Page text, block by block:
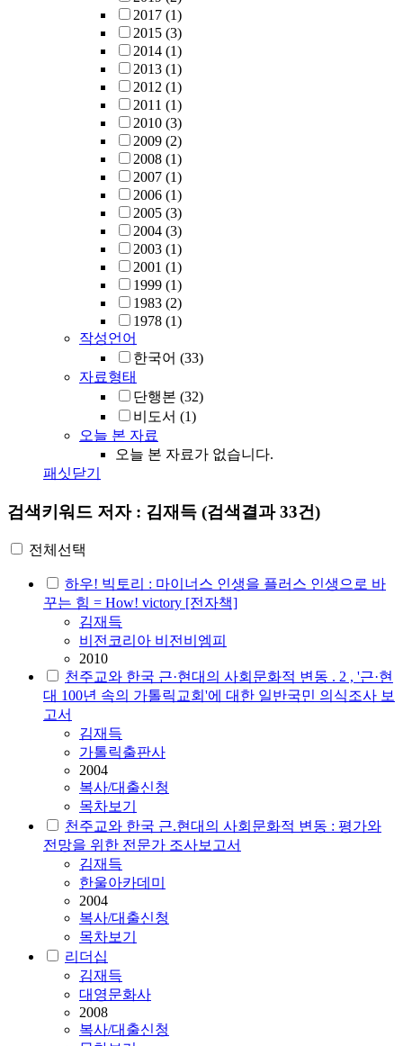
2017 (1)
2015 (3)
2014 (1)
2013 (1)
2012 (1)
2011 (1)
2010 (3)
2009 (2)
2008 (1)
2007 (1)
2006 (1)
2005 (3)
2004 (3)
2003 (1)
2001 (1)
1999 (1)
1983 (2)
1978 (1)
작성언어
한국어 (33)
자료형태
단행본 (32)
비도서 (1)
오늘 본 자료
오늘 본 자료가 없습니다.
패싯닫기
검색키워드 저자 : 김재득 (검색결과 33건)
전체선택
하우! 빅토리 : 마이너스 인생을 플러스 인생으로 바
꾸는 힘 = How! victory [전자책]
김재득
비전코리아 비전비엠피
2010
천주교와 한국 근·현대의 사회문화적 변동 . 2 , '근·현
대 100년 속의 가톨릭교회'에 대한 일반국민 의식조사 보
고서
김재득
가톨릭출판사
2004
복사/대출신청
목차보기
천주교와 한국 근.현대의 사회문화적 변동 : 평가와
전망을 위한 전문가 조사보고서
김재득
한울아카데미
2004
복사/대출신청
목차보기
리더십
김재득
대영문화사
2008
복사/대출신청